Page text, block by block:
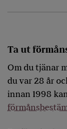
Ta ut
Om du tjänar
du var 28 år
innan 1998